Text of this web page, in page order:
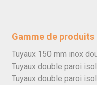
Gamme de produits
Tuyaux 150 mm inox
Tuyaux double paroi
Tuyaux double paroi